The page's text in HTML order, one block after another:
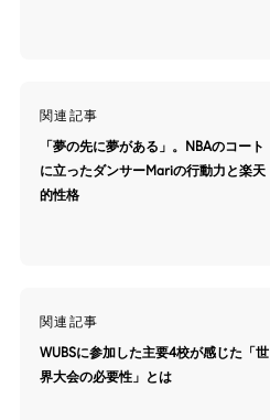
関連記事
「夢の先に夢がある」。NBAのコート
に立ったダンサーMariの行動力と楽天
的性格
関連記事
WUBSに参加した主要4校が感じた「世
界大会の必要性」とは